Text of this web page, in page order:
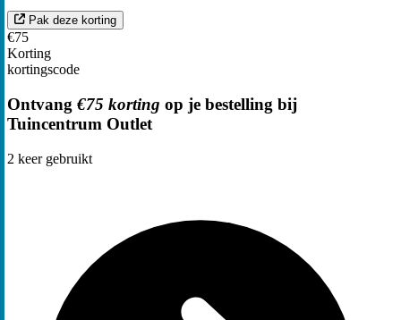
Pak deze korting
€75
Korting
kortingscode
Ontvang €75 korting op je bestelling bij
Tuincentrum Outlet
2 keer gebruikt